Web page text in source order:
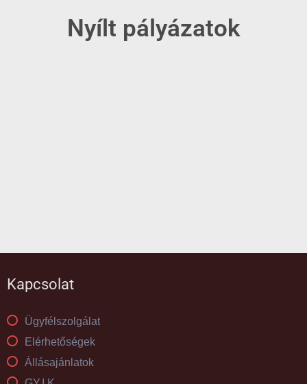
Nyílt pályázatok
Kapcsolat
Ügyfélszolgálat
Elérhetőségek
Állásajánlatok